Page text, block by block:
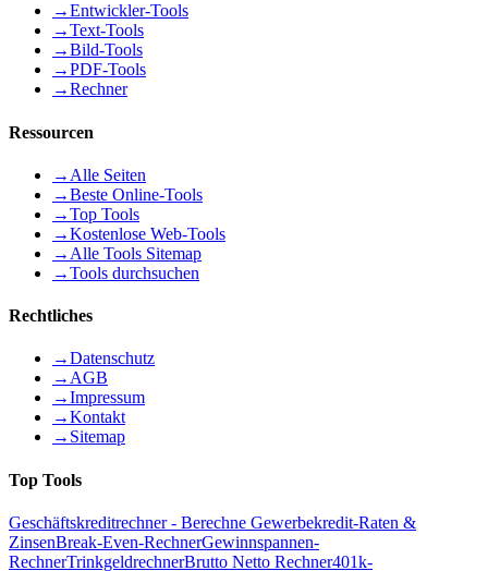
→Entwickler-Tools
→Text-Tools
→Bild-Tools
→PDF-Tools
→Rechner
Ressourcen
→ Alle Seiten
→Beste Online-Tools
→Top Tools
→Kostenlose Web-Tools
→ Alle Tools Sitemap
→Tools durchsuchen
Rechtliches
→Datenschutz
→AGB
→Impressum
→Kontakt
→ Sitemap
Top Tools
Geschäftskreditrechner - Berechne Gewerbekredit-Raten &
ZinsenBreak-Even-RechnerGewinnspannen-
RechnerTrinkgeldrechnerBrutto Netto Rechner401k-